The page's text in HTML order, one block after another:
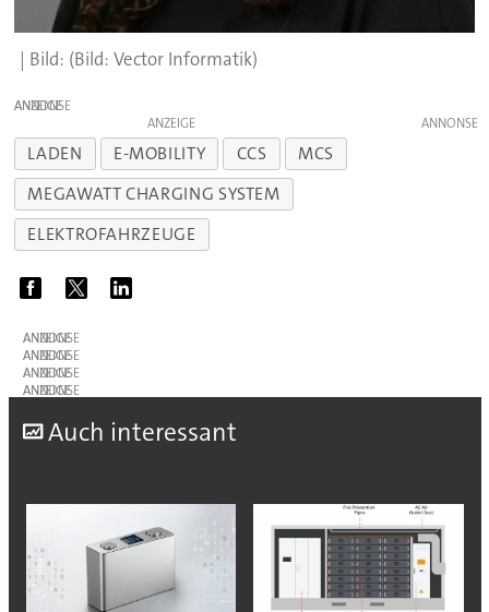
(Bild: Vector Informatik)
ANZEIGE
ANZEIGE
LADEN E-MOBILITY CCS
MCS
MEGAWATT CHARGING SYSTEM
ELEKTROFAHRZEUGE
ANZEIGE
ANZEIGE
ANZEIGE
ANZEIGE
Auch interessant